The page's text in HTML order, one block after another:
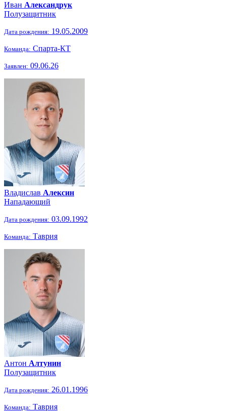
Иван Александрук
Полузащитник
Дата рождения: 19.05.2009
Команда: Спарта-КТ
Заявлен: 09.06.26
Владислав Алексин
Нападающий
Дата рождения: 03.09.1992
Команда: Таврия
Антон Алтунин
Полузащитник
Дата рождения: 26.01.1996
Команда: Таврия